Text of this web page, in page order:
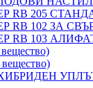
RB 205
RB 102 ЗА
RB 103